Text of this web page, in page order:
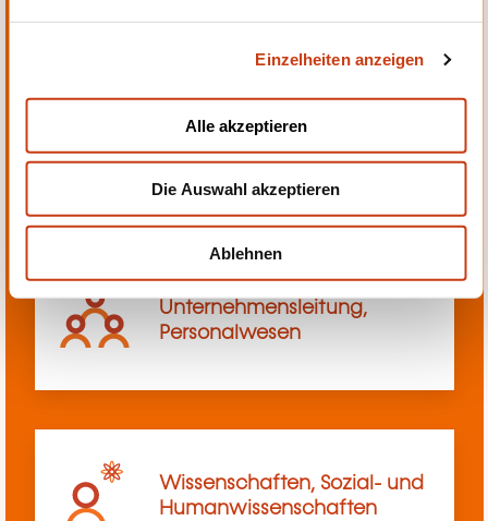
Einzelheiten anzeigen
Alle akzeptieren
Die Auswahl akzeptieren
Ablehnen
Transport, Innerbetriebliches
Transportwesen
Unternehmensleitung,
Personalwesen
Wissenschaften, Sozial- und
Humanwissenschaften